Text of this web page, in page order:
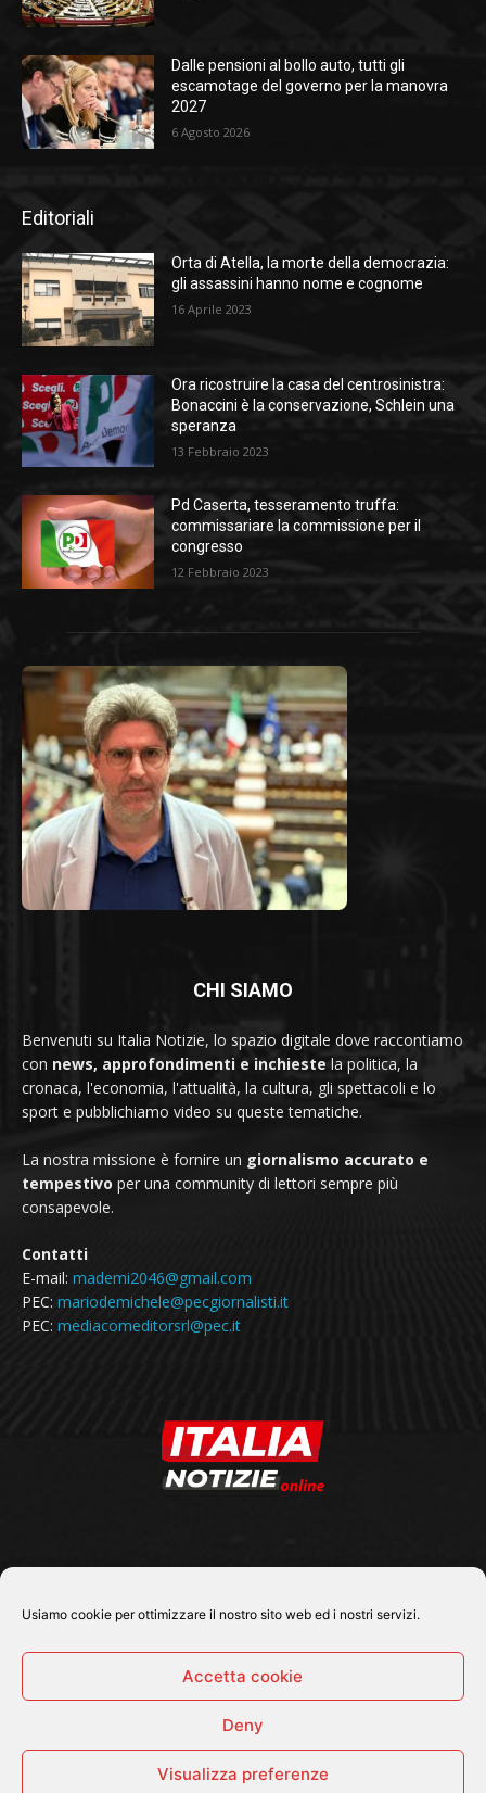
Usiamo cookie per ottimizzare il nostro sito web ed i nostri servizi.
Accetta cookie
Deny
Visualizza preferenze
Dalle pensioni al bollo auto, tutti gli
escamotage del governo per la manovra
2027
6 Agosto 2026
Editoriali
Orta di Atella, la morte della democrazia:
gli assassini hanno nome e cognome
16 Aprile 2023
Ora ricostruire la casa del centrosinistra:
Bonaccini è la conservazione, Schlein una
speranza
13 Febbraio 2023
Pd Caserta, tesseramento truffa:
commissariare la commissione per il
congresso
12 Febbraio 2023
CHI SIAMO
Benvenuti su Italia Notizie, lo spazio digitale dove raccontiamo
con news, approfondimenti e inchieste la politica, la
cronaca, l'economia, l'attualità, la cultura, gli spettacoli e lo
sport e pubblichiamo video su queste tematiche.
La nostra missione è fornire un giornalismo accurato e
tempestivo per una community di lettori sempre più
consapevole.
Contatti
E-mail: mademi2046@gmail.com
PEC: mariodemichele@pecgiornalisti.it
PEC: mediacomeditorsrl@pec.it
SEGUICI SU
© 2026 Tutti i diritti riservati - Italia Notizie .online |
Cronaca Economia